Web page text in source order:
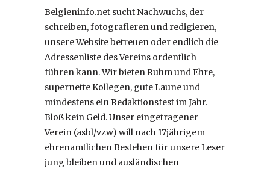
Belgieninfo.net sucht Nachwuchs, der
schreiben, fotografieren und redigieren,
unsere Website betreuen oder endlich die
Adressenliste des Vereins ordentlich
führen kann. Wir bieten Ruhm und Ehre,
supernette Kollegen, gute Laune und
mindestens ein Redaktionsfest im Jahr.
Bloß kein Geld. Unser eingetragener
Verein (asbl/vzw) will nach 17jährigem
ehrenamtlichen Bestehen für unsere Leser
jung bleiben und ausländischen